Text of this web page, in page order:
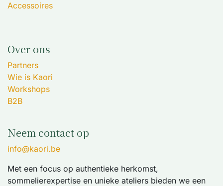
Accessoires
Over ons
Partners
Wie is Kaori
Workshops
B2B
Neem contact op
info@kaori.be
Met een focus op authentieke herkomst,
sommelierexpertise en unieke ateliers bieden we een